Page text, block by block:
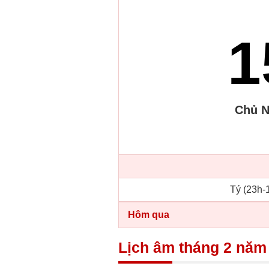
Chủ
Tý (23h-
Hôm qua
Lịch âm tháng 2 năm